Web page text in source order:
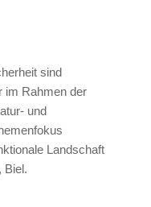
sind
im Rahmen der
und
Landschaft
Biel.